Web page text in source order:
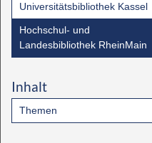
Universitätsbibliothek Kassel
Hochschul- und
Landesbibliothek RheinMain
Inhalt
Themen